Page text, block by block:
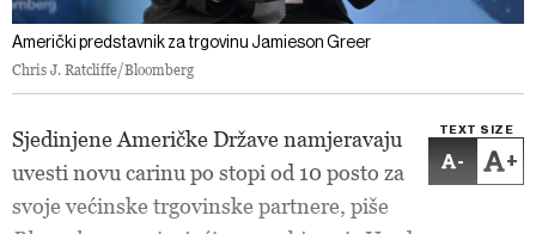
Američki predstavnik za trgovinu Jamieson Greer
Chris J. Ratcliffe/Bloomberg
TEXT SIZE
- +
Sjedinjene Američke Države namjeravaju
uvesti novu carinu po stopi od 10 posto za
svoje većinske trgovinske partnere, piše